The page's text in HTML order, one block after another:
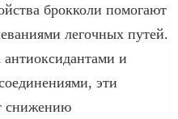
брокколи помогают
легочных путей.
антиоксидантами и
эти
снижению